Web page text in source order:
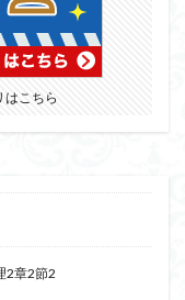
はこちら
2章2節2